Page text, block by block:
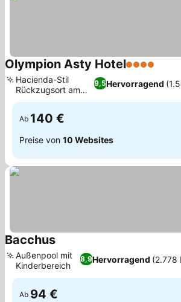
Olympion Asty Hotel4 Sterne
9,5Hervorragend
Hacienda-Stil
Rückzugsort am
Hang
Ab 140 €
Preise von 10 Websites
BacchusPreise sehen
8,9Hervorragend (2.778
Außenpool mit
Kinderbereich
Ab 94 €